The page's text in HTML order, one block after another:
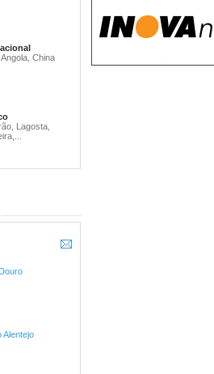
China
Lagosta,
Alentejo